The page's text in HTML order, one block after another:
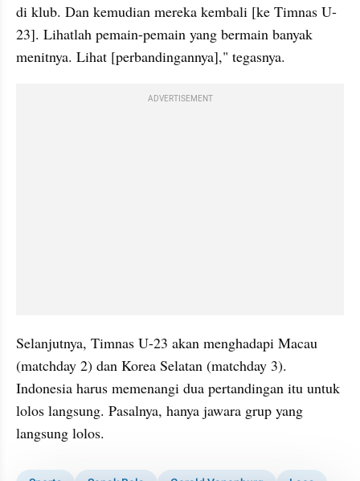
di klub. Dan kemudian mereka kembali [ke Timnas U-
23]. Lihatlah pemain-pemain yang bermain banyak
menitnya. Lihat [perbandingannya]," tegasnya.
ADVERTISEMENT
Selanjutnya, Timnas U-23 akan menghadapi Macau
(matchday 2) dan Korea Selatan (matchday 3).
Indonesia harus memenangi dua pertandingan itu untuk
lolos langsung. Pasalnya, hanya jawara grup yang
langsung lolos.